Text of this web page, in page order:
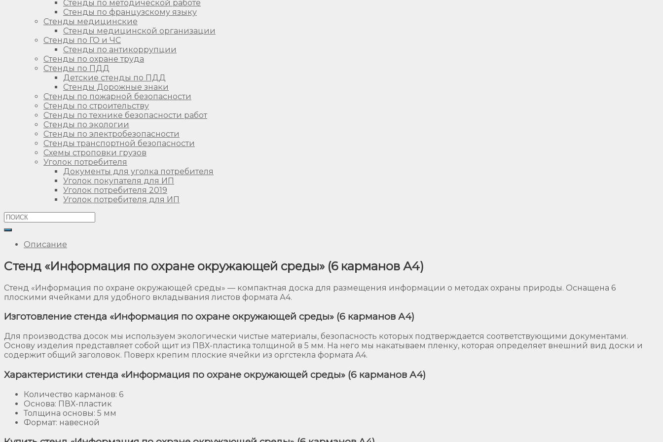
Стенды по методической работе
Стенды по французскому языку
Стенды медицинские
Стенды медицинской организации
Стенды по ГО и ЧС
Стенды по антикоррупции
Стенды по охране труда
Стенды по ПДД
Детские стенды по ПДД
Стенды Дорожные знаки
Стенды по пожарной безопасности
Стенды по строительству
Стенды по технике безопасности работ
Стенды по экологии
Стенды по электробезопасности
Стенды транспортной безопасности
Схемы строповки грузов
Уголок потребителя
Документы для уголка потребителя
Уголок покупателя для ИП
Уголок потребителя 2019
Уголок потребителя для ИП
Описание
Стенд «Информация по охране окружающей среды» (6 карманов А4)
Стенд «Информация по охране окружающей среды» — компактная доска для размещения информации о методах охраны природы. Оснащена 6
плоскими ячейками для удобного вкладывания листов формата А4.
Изготовление стенда «Информация по охране окружающей среды» (6 карманов А4)
Для производства досок мы используем экологически чистые материалы, безопасность которых подтверждается соответствующими документами.
Основу изделия представляет собой щит из ПВХ-пластика толщиной в 5 мм. На него мы накатываем пленку, которая определяет внешний вид доски и
содержит общий заголовок. Поверх крепим плоские ячейки из оргстекла формата А4.
Характеристики стенда «Информация по охране окружающей среды» (6 карманов А4)
Количество карманов: 6
Основа: ПВХ-пластик
Толщина основы: 5 мм
Формат: навесной